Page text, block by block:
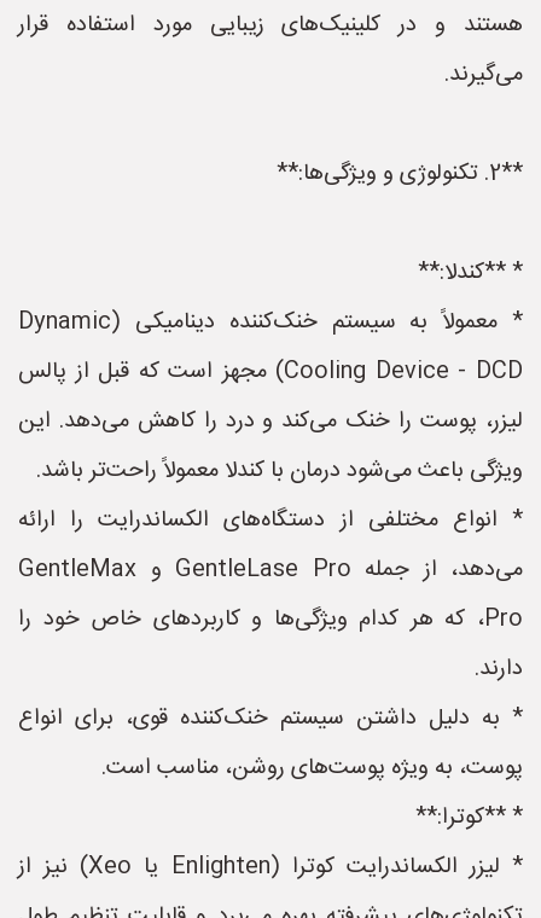
هستند و در کلینیک‌های زیبایی مورد استفاده قرار
می‌گیرند.
**2. تکنولوژی و ویژگی‌ها:**
* **کندلا:**
* معمولاً به سیستم خنک‌کننده دینامیکی (Dynamic
Cooling Device - DCD) مجهز است که قبل از پالس
لیزر، پوست را خنک می‌کند و درد را کاهش می‌دهد. این
ویژگی باعث می‌شود درمان با کندلا معمولاً راحت‌تر باشد.
* انواع مختلفی از دستگاه‌های الکساندرایت را ارائه
می‌دهد، از جمله GentleLase Pro و GentleMax
Pro، که هر کدام ویژگی‌ها و کاربردهای خاص خود را
دارند.
* به دلیل داشتن سیستم خنک‌کننده قوی، برای انواع
پوست، به ویژه پوست‌های روشن، مناسب است.
* **کوترا:**
* لیزر الکساندرایت کوترا (Enlighten یا Xeo) نیز از